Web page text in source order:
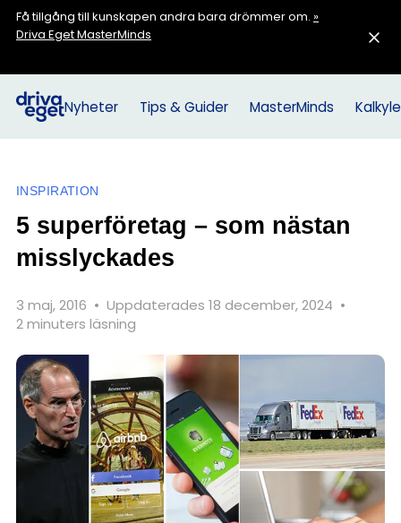
Få tillgång till kunskapen andra bara drömmer om. »
Driva Eget MasterMinds
Nyheter Tips & Guider MasterMinds
INSPIRATION
5 superföretag – som nästan
misslyckades
3 maj, 2016 • Uppdaterades 18 december, 2024 •
2 minuters läsning